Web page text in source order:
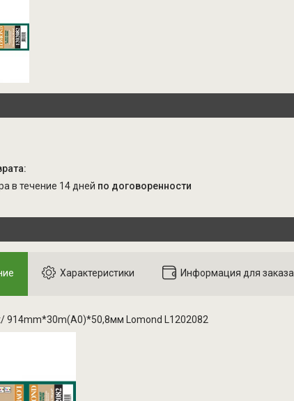
в течение 14 дней по договоренности
Характеристики Информация для заказа
914mm*30m(A0)*50,8мм Lomond L1202082